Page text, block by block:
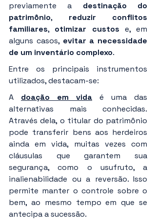
previamente a destinação do
patrimônio, reduzir conflitos
familiares, otimizar custos e, em
alguns casos, evitar a necessidade
de um inventário complexo.
Entre os principais instrumentos
utilizados, destacam-se:
A doação em vida é uma das
alternativas mais conhecidas.
Através dela, o titular do patrimônio
pode transferir bens aos herdeiros
ainda em vida, muitas vezes com
cláusulas que garantem sua
segurança, como o usufruto, a
inalienabilidade ou a reversão. Isso
permite manter o controle sobre o
bem, ao mesmo tempo em que se
antecipa a sucessão.